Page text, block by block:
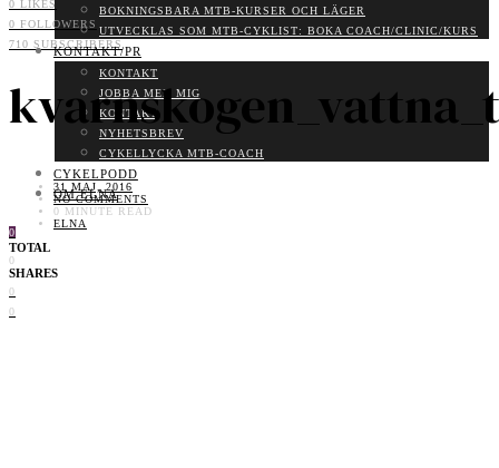
0 LIKES
0 FOLLOWERS
710 SUBSCRIBERS
BOKNINGSBARA MTB-KURSER OCH LÄGER
UTVECKLAS SOM MTB-CYKLIST: BOKA COACH/CLINIC/KURS
KONTAKT/PR
KONTAKT
JOBBA MED MIG
KONTAKT
NYHETSBREV
CYKELLYCKA MTB-COACH
CYKELPODD
OM ELNA
0
31 MAJ, 2016
NO COMMENTS
0 MINUTE READ
ELNA
TOTAL
0
SHARES
0
0